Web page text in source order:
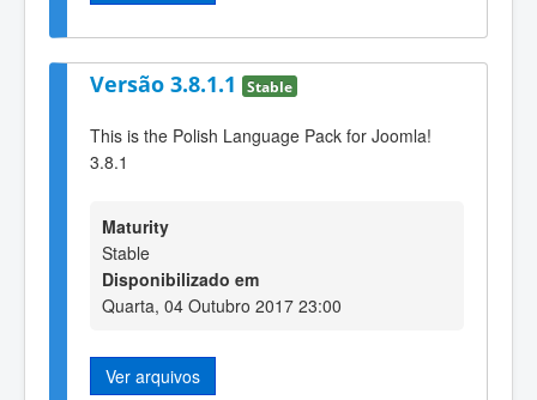
Versão 3.8.1.1 Stable
This is the Polish Language Pack for Joomla!
3.8.1
Maturity
Stable
Disponibilizado em
Quarta, 04 Outubro 2017 23:00
Ver arquivos